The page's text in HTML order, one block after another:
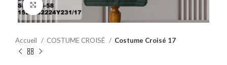
Agrandir
Accueil COSTUME CROISÉ Costume Croisé 17